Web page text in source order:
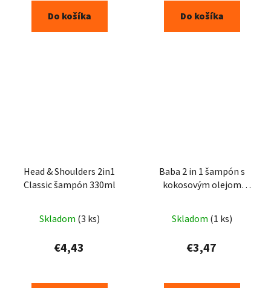
Do košíka Do košíka
Head & Shoulders 2in1
Classic šampón 330ml
Skladom (3 ks)
€4,43
Baba 2 in 1 šampón s
kokosovým olejom
Skladom (1 ks)
€3,47